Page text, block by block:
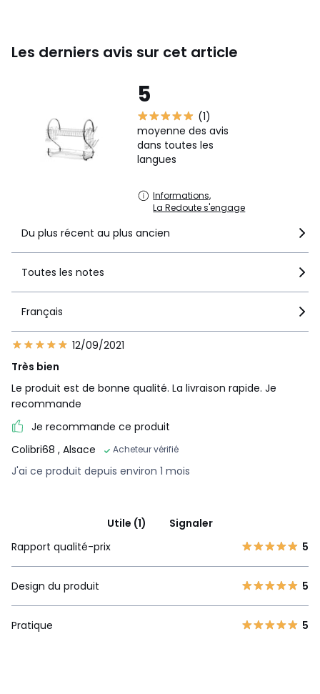
Les derniers avis sur cet article
5
(1)
moyenne des avis
dans toutes les
langues
Informations,
La Redoute s'engage
Du plus récent au plus ancien
Toutes les notes
Français
12/09/2021
Très bien
Le produit est de bonne qualité. La livraison rapide. Je
recommande
Je recommande ce produit
Colibri68 , Alsace Acheteur vérifié
J'ai ce produit depuis environ 1 mois
Utile (1)
Signaler
Rapport qualité-prix
5
Design du produit 5
Pratique 5